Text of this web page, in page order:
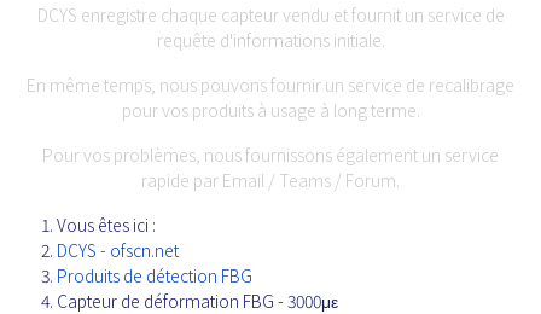
DCYS enregistre chaque capteur vendu et fournit un service de
requête d'informations initiale.
En même temps, nous pouvons fournir un service de recalibrage
pour vos produits à usage à long terme.
Pour vos problèmes, nous fournissons également un service
rapide par Email / Teams / Forum.
Vous êtes ici :
DCYS - ofscn.net
Produits de détection FBG
Capteur de déformation FBG - 3000με